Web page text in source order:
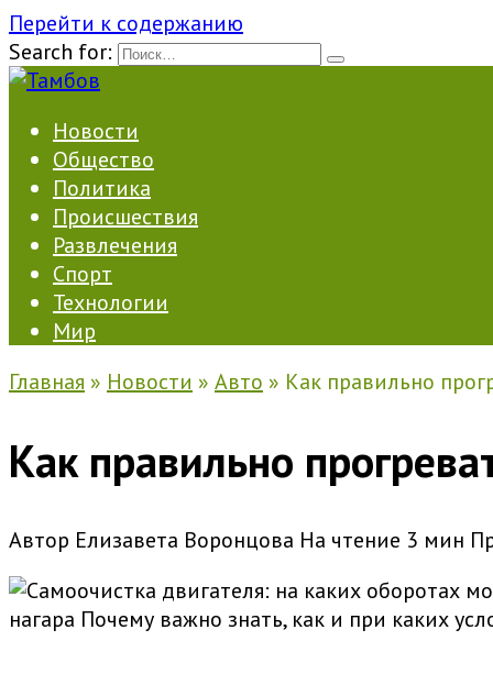
Перейти к содержанию
Search for:
Новости
Общество
Политика
Происшествия
Развлечения
Спорт
Технологии
Мир
Главная » Новости » Авто » Как правильно
Как правильно
Автор Елизавета Воронцова На чтение 3 мин
нагара Почему важно знать, как и при каких